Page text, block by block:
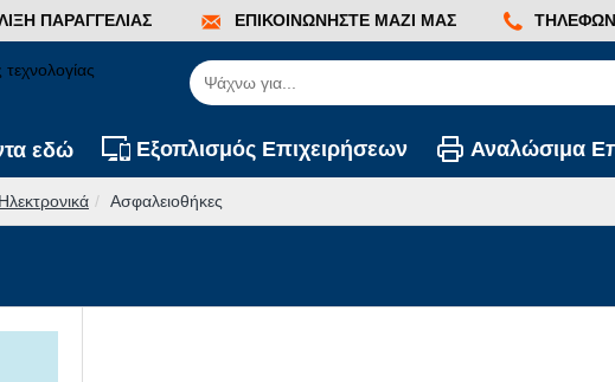
ΠΑΡΑΓΓΕΛΊΑΣ ΕΠΙΚΟΙΝΩΝΉΣΤΕ ΜΑΖΊ ΜΑΣ
εδώ Εξοπλισμός Επιχειρήσεων Αναλώσιμα
Ηλεκτρονικά Ασφαλειοθήκες